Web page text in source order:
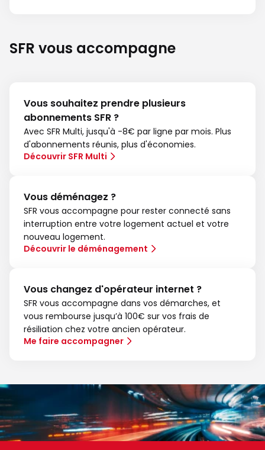
SFR vous accompagne
Vous souhaitez prendre plusieurs
abonnements SFR ?
Avec SFR Multi, jusqu'à -8€ par ligne par mois. Plus
d'abonnements réunis, plus d'économies.
Découvrir SFR Multi
Vous déménagez ?
SFR vous accompagne pour rester connecté sans
interruption entre votre logement actuel et votre
nouveau logement.
Découvrir le déménagement
Vous changez d'opérateur internet ?
SFR vous accompagne dans vos démarches, et
vous rembourse jusqu’à 100€ sur vos frais de
résiliation chez votre ancien opérateur.
Me faire accompagner